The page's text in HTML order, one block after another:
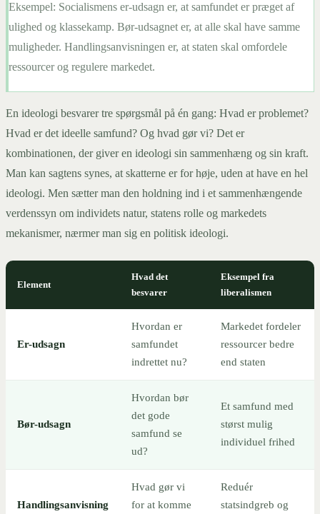
Eksempel: Socialismens er-udsagn er, at samfundet er præget af
ulighed og klassekamp. Bør-udsagnet er, at alle skal have samme
muligheder. Handlingsanvisningen er, at staten skal omfordele
ressourcer og regulere markedet.
En ideologi besvarer tre spørgsmål på én gang: Hvad er problemet?
Hvad er det ideelle samfund? Og hvad gør vi? Det er
kombinationen, der giver en ideologi sin sammenhæng og sin kraft.
Man kan sagtens synes, at skatterne er for høje, uden at have en hel
ideologi. Men sætter man den holdning ind i et sammenhængende
verdenssyn om individets natur, statens rolle og markedets
mekanismer, nærmer man sig en politisk ideologi.
Element
Hvad det
besvarer
Eksempel fra
liberalismen
Er-udsagn
Hvordan er
samfundet
indrettet nu?
Markedet fordeler
ressourcer bedre
end staten
Bør-udsagn
Hvordan bør
det gode
samfund se
ud?
Et samfund med
størst mulig
individuel frihed
Handlingsanvisning
Hvad gør vi
for at komme
Reduér
statsindgreb og